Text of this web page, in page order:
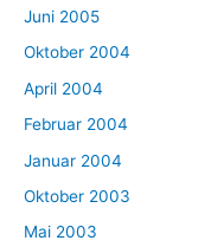
Juni 2005
Oktober 2004
April 2004
Februar 2004
Januar 2004
Oktober 2003
Mai 2003